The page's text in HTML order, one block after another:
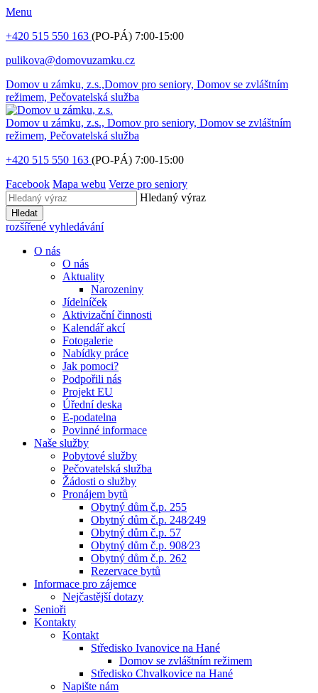
Menu
+420 515 550 163 (PO-PÁ) 7:00-15:00
pulikova@domovuzamku.cz
Domov u zámku, z.s.,Domov pro seniory, Domov se zvláštním
režimem, Pečovatelská služba
Domov u zámku, z.s., Domov pro seniory, Domov se zvláštním
režimem, Pečovatelská služba
+420 515 550 163 (PO-PÁ) 7:00-15:00
Facebook Mapa webu Verze pro seniory
Hledaný výraz
Hledat
rozšířené vyhledávání
O nás
O nás
Aktuality
Narozeniny
Jídelníček
Aktivizační činnosti
Kalendář akcí
Fotogalerie
Nabídky práce
Jak pomoci?
Podpořili nás
Projekt EU
Úřední deska
E-podatelna
Povinné informace
Naše služby
Pobytové služby
Pečovatelská služba
Žádosti o služby
Pronájem bytů
Obytný dům č.p. 255
Obytný dům č.p. 248⁄249
Obytný dům č.p. 57
Obytný dům č.p. 908⁄23
Obytný dům č.p. 262
Rezervace bytů
Informace pro zájemce
Nejčastější dotazy
Senioři
Kontakty
Kontakt
Středisko Ivanovice na Hané
Domov se zvláštním režimem
Středisko Chvalkovice na Hané
Napište nám